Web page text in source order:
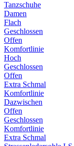
Tanzschuhe
Damen
Flach
Geschlossen
Offen
Komfortlinie
Hoch
Geschlossen
Offen
Extra Schmal
Komfortlinie
Dazwischen
Offen
Geschlossen
Komfortlinie
Extra Schmal